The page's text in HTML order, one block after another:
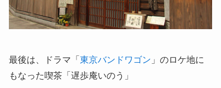
最後は、ドラマ「 東京バンドワゴン 」のロケ地に
もなった喫茶「遅歩庵いのう」